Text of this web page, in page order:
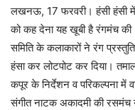
लखनऊ, 17 फरवरी। हंसी हंसी
को कह देना यह खूबी है रंगमंच
समिति के कलाकारों ने रंग
हंसा कर लोटपोट कर दिया।
कपूर के निर्देशन व परिकल्पना में
संगीत नाटक अकादमी की रसमंच